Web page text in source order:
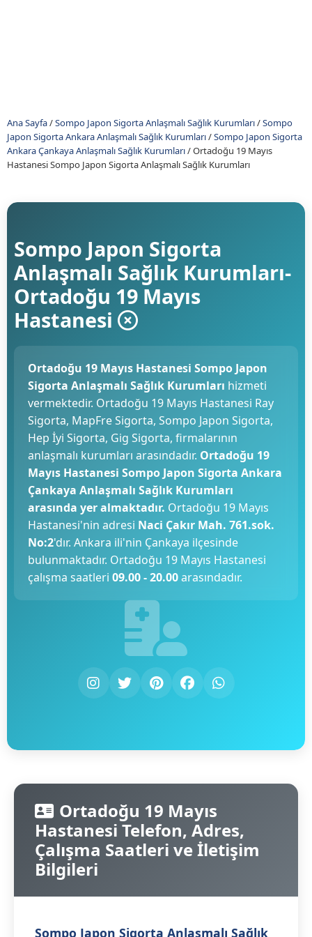
Ana Sayfa/Sompo Japon Sigorta Anlaşmalı Sağlık Kurumları/Sompo
Japon Sigorta Ankara Anlaşmalı Sağlık Kurumları/Sompo Japon Sigorta
Ankara Çankaya Anlaşmalı Sağlık Kurumları/Ortadoğu 19 Mayıs
Hastanesi Sompo Japon Sigorta Anlaşmalı Sağlık Kurumları
Sompo Japon Sigorta
Anlaşmalı Sağlık Kurumları-
Ortadoğu 19 Mayıs
Hastanesi
Ortadoğu 19 Mayıs Hastanesi Sompo Japon
Sigorta Anlaşmalı Sağlık Kurumları hizmeti
vermektedir. Ortadoğu 19 Mayıs Hastanesi Ray
Sigorta, MapFre Sigorta, Sompo Japon Sigorta,
Hep İyi Sigorta, Gig Sigorta, firmalarının
anlaşmalı kurumları arasındadır. Ortadoğu 19
Mayıs Hastanesi Sompo Japon Sigorta Ankara
Çankaya Anlaşmalı Sağlık Kurumları
arasında yer almaktadır. Ortadoğu 19 Mayıs
Hastanesi'nin adresi Naci Çakır Mah. 761.sok.
No:2'dır. Ankara ili'nin Çankaya ilçesinde
bulunmaktadır. Ortadoğu 19 Mayıs Hastanesi
çalışma saatleri 09.00 - 20.00arasındadır.
Ortadoğu 19 Mayıs
Hastanesi Telefon, Adres,
Çalışma Saatleri ve İletişim
Bilgileri
Sompo Japon Sigorta Anlaşmalı Sağlık